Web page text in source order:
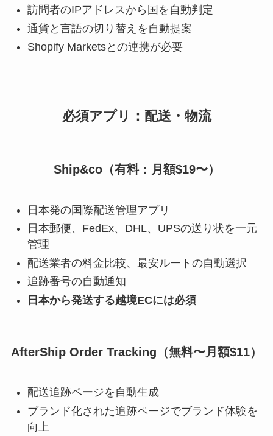
訪問者のIPアドレスから国を自動判定
通貨と言語の切り替えを自動提案
Shopify Marketsとの連携が必要
必須アプリ：配送・物流
Ship&co（有料：月額$19〜）
日本発の国際配送管理アプリ
日本郵便、FedEx、DHL、UPSの送り状を一元
管理
配送業者の料金比較、最安ルートの自動選択
追跡番号の自動通知
日本から発送する越境ECには必須
AfterShip Order Tracking（無料〜月額$11）
配送追跡ページを自動生成
ブランド化された追跡ページでブランド体験を
向上